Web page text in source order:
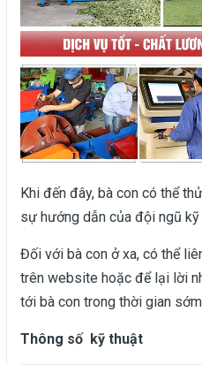
Khi đến đây, bà con có thể
sự hướng dẫn của đội ngũ
Đối với bà con ở xa, có thể
trên website hoặc để lại lời
tới bà con trong thời gian sớm
Thông số kỹ thuật